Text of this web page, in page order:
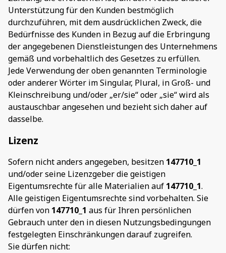
Unterstützung für den Kunden bestmöglich
durchzuführen, mit dem ausdrücklichen Zweck, die
Bedürfnisse des Kunden in Bezug auf die Erbringung
der angegebenen Dienstleistungen des Unternehmens
gemäß und vorbehaltlich des Gesetzes zu erfüllen.
Jede Verwendung der oben genannten Terminologie
oder anderer Wörter im Singular, Plural, in Groß- und
Kleinschreibung und/oder „er/sie“ oder „sie“ wird als
austauschbar angesehen und bezieht sich daher auf
dasselbe.
Lizenz
Sofern nicht anders angegeben, besitzen 147710_1
und/oder seine Lizenzgeber die geistigen
Eigentumsrechte für alle Materialien auf 147710_1.
Alle geistigen Eigentumsrechte sind vorbehalten. Sie
dürfen von 147710_1 aus für Ihren persönlichen
Gebrauch unter den in diesen Nutzungsbedingungen
festgelegten Einschränkungen darauf zugreifen.
Sie dürfen nicht: